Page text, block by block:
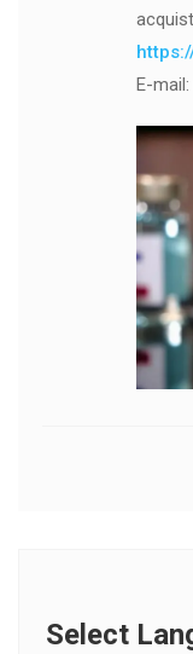
E-mail:
Select